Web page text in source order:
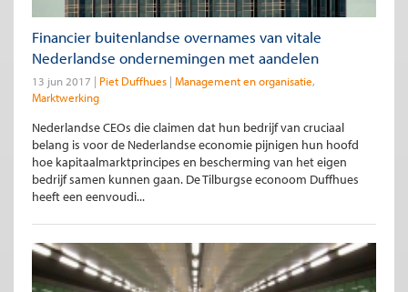
Financier buitenlandse overnames van vitale
Nederlandse ondernemingen met aandelen
13 jun 2017 Piet Duffhues Management en organisatie
Marktwerking
Nederlandse CEOs die claimen dat hun bedrijf van cruciaal
belang is voor de Nederlandse economie pijnigen hun hoofd
hoe kapitaalmarktprincipes en bescherming van het eigen
bedrijf samen kunnen gaan. De Tilburgse econoom Duffhues
heeft een eenvoudi...